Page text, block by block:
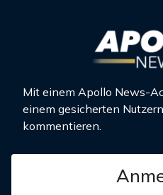
Mit einem Apollo News-
einem gesicherten
kommentieren.